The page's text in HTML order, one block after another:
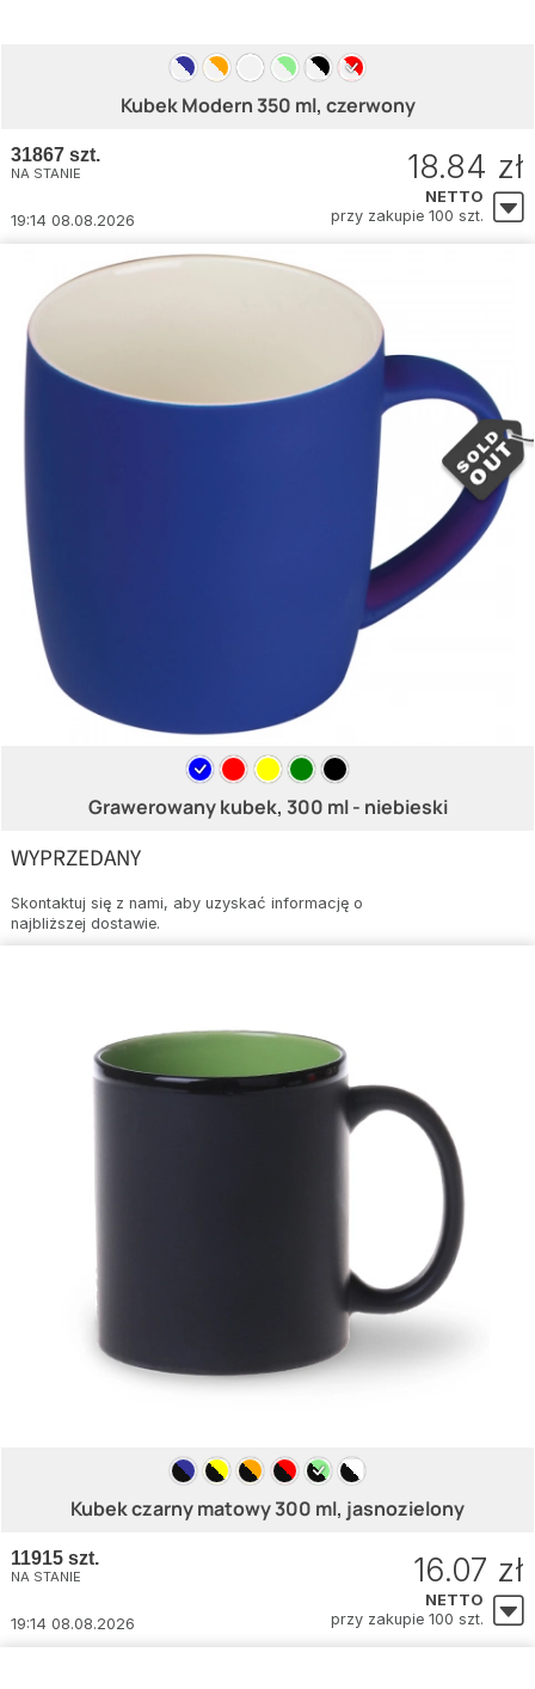
Kubek Modern 350 ml, czerwony
31867 szt.
NA STANIE
19:14 08.08.2026
18.84 zł
NETTO
przy zakupie 100 szt.
Grawerowany kubek, 300 ml - niebieski
WYPRZEDANY
Skontaktuj się z nami, aby uzyskać informację o
najbliższej dostawie.
Kubek czarny matowy 300 ml, jasnozielony
11915 szt.
NA STANIE
19:14 08.08.2026
16.07 zł
NETTO
przy zakupie 100 szt.